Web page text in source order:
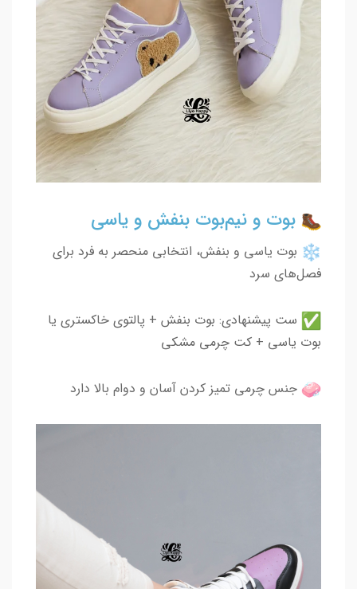
بوت و نیم‌بوت بنفش و یاسی
بوت یاسی و بنفش، انتخابی منحصر به فرد برای
فصل‌های سرد
ست پیشنهادی: بوت بنفش + پالتوی خاکستری یا
بوت یاسی + کت چرمی مشکی
جنس چرمی تمیز کردن آسان و دوام بالا دارد